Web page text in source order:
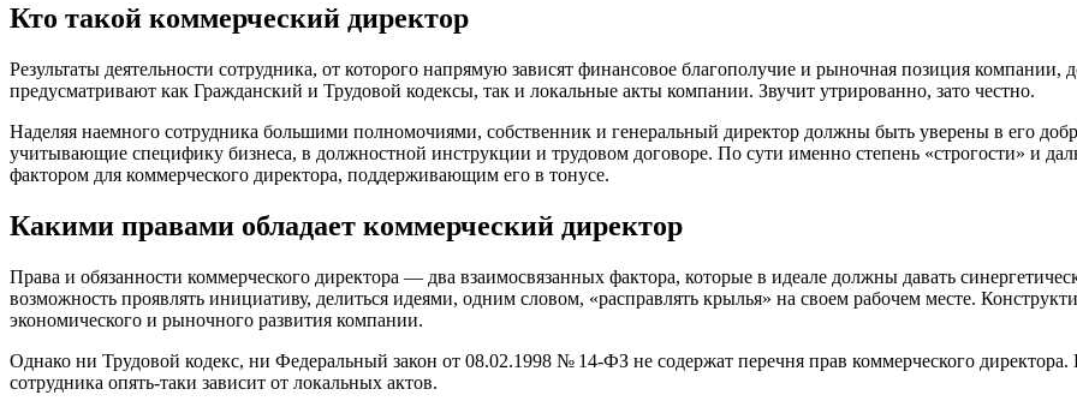
Кто такой коммерческий директор
Результаты деятельности сотрудника, от которого напрямую зависят финансовое благополучие и рыночная позиция
предусматривают как Гражданский и Трудовой кодексы, так и локальные акты компании. Звучит утрированно, зато честно.
Наделяя наемного сотрудника большими полномочиями, собственник и генеральный директор должны быть уверены в его
учитывающие специфику бизнеса, в должностной инструкции и трудовом договоре. По сути именно степень «строгости» и
фактором для коммерческого директора, поддерживающим его в тонусе.
Какими правами обладает коммерческий директор
Права и обязанности коммерческого директора — два взаимосвязанных фактора, которые в идеале должны давать
возможность проявлять инициативу, делиться идеями, одним словом, «расправлять крылья» на своем рабочем месте.
экономического и рыночного развития компании.
Однако ни Трудовой кодекс, ни Федеральный закон от 08.02.1998 № 14-ФЗ не содержат перечня прав коммерческого
сотрудника опять-таки зависит от локальных актов.